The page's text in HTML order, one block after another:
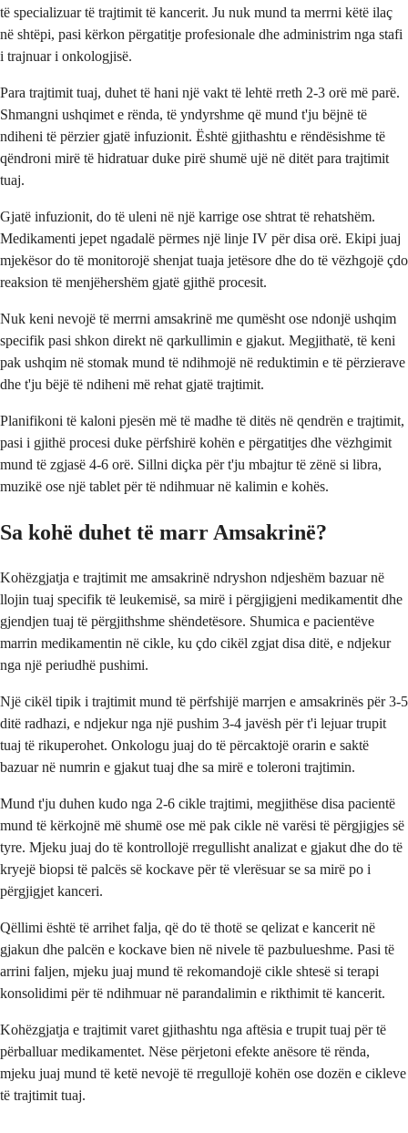
të specializuar të trajtimit të kancerit. Ju nuk mund ta merrni këtë ilaç
në shtëpi, pasi kërkon përgatitje profesionale dhe administrim nga stafi
i trajnuar i onkologjisë.
Para trajtimit tuaj, duhet të hani një vakt të lehtë rreth 2-3 orë më parë.
Shmangni ushqimet e rënda, të yndyrshme që mund t'ju bëjnë të
ndiheni të përzier gjatë infuzionit. Është gjithashtu e rëndësishme të
qëndroni mirë të hidratuar duke pirë shumë ujë në ditët para trajtimit
tuaj.
Gjatë infuzionit, do të uleni në një karrige ose shtrat të rehatshëm.
Medikamenti jepet ngadalë përmes një linje IV për disa orë. Ekipi juaj
mjekësor do të monitorojë shenjat tuaja jetësore dhe do të vëzhgojë çdo
reaksion të menjëhershëm gjatë gjithë procesit.
Nuk keni nevojë të merrni amsakrinë me qumësht ose ndonjë ushqim
specifik pasi shkon direkt në qarkullimin e gjakut. Megjithatë, të keni
pak ushqim në stomak mund të ndihmojë në reduktimin e të përzierave
dhe t'ju bëjë të ndiheni më rehat gjatë trajtimit.
Planifikoni të kaloni pjesën më të madhe të ditës në qendrën e trajtimit,
pasi i gjithë procesi duke përfshirë kohën e përgatitjes dhe vëzhgimit
mund të zgjasë 4-6 orë. Sillni diçka për t'ju mbajtur të zënë si libra,
muzikë ose një tablet për të ndihmuar në kalimin e kohës.
Sa kohë duhet të marr Amsakrinë?
Kohëzgjatja e trajtimit me amsakrinë ndryshon ndjeshëm bazuar në
llojin tuaj specifik të leukemisë, sa mirë i përgjigjeni medikamentit dhe
gjendjen tuaj të përgjithshme shëndetësore. Shumica e pacientëve
marrin medikamentin në cikle, ku çdo cikël zgjat disa ditë, e ndjekur
nga një periudhë pushimi.
Një cikël tipik i trajtimit mund të përfshijë marrjen e amsakrinës për 3-5
ditë radhazi, e ndjekur nga një pushim 3-4 javësh për t'i lejuar trupit
tuaj të rikuperohet. Onkologu juaj do të përcaktojë orarin e saktë
bazuar në numrin e gjakut tuaj dhe sa mirë e toleroni trajtimin.
Mund t'ju duhen kudo nga 2-6 cikle trajtimi, megjithëse disa pacientë
mund të kërkojnë më shumë ose më pak cikle në varësi të përgjigjes së
tyre. Mjeku juaj do të kontrollojë rregullisht analizat e gjakut dhe do të
kryejë biopsi të palcës së kockave për të vlerësuar se sa mirë po i
përgjigjet kanceri.
Qëllimi është të arrihet falja, që do të thotë se qelizat e kancerit në
gjakun dhe palcën e kockave bien në nivele të pazbulueshme. Pasi të
arrini faljen, mjeku juaj mund të rekomandojë cikle shtesë si terapi
konsolidimi për të ndihmuar në parandalimin e rikthimit të kancerit.
Kohëzgjatja e trajtimit varet gjithashtu nga aftësia e trupit tuaj për të
përballuar medikamentet. Nëse përjetoni efekte anësore të rënda,
mjeku juaj mund të ketë nevojë të rregullojë kohën ose dozën e cikleve
të trajtimit tuaj.